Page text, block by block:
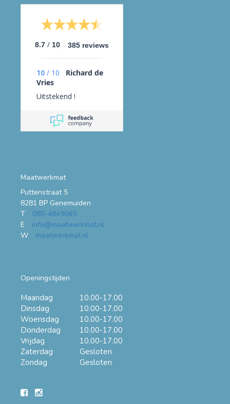
8.7 / 10 385 reviews
10 / 10
Richard de
Vries
Uitstekend !
Maatwerkmat
Puttenstraat 5
8281 BP Genemuiden
T
085-4849049
E
info@maatwerkmat.nl
W
maatwerkmat.nl
Openingstijden
Maandag
10.00-17.00
Dinsdag
10.00-17.00
Woensdag
10.00-17.00
Donderdag
10.00-17.00
Vrijdag
10.00-17.00
Zaterdag
Gesloten
Zondag
Gesloten